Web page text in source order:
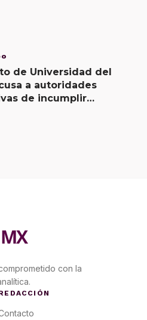
de Universidad del
a autoridades
de incumplir
con la